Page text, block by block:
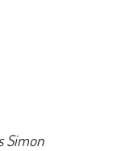
Simon